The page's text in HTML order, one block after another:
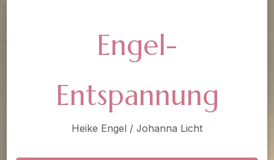
Engel-
Entspannung
Heike Engel / Johanna Licht